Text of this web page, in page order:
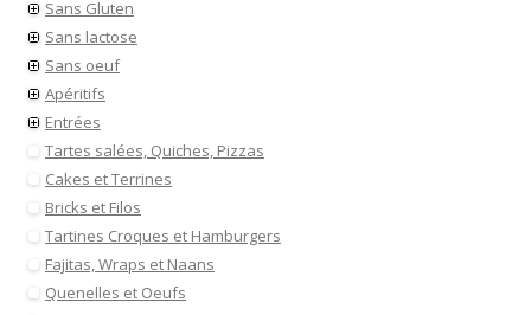
Sans Gluten
Sans lactose
Sans oeuf
Apéritifs
Entrées
Tartes salées, Quiches, Pizzas
Cakes et Terrines
Bricks et Filos
Tartines Croques et Hamburgers
Fajitas, Wraps et Naans
Quenelles et Oeufs